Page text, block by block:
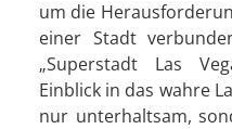
um die
einer Stadt
„Superstadt Las
Einblick in das wahre
nur unterhaltsam,